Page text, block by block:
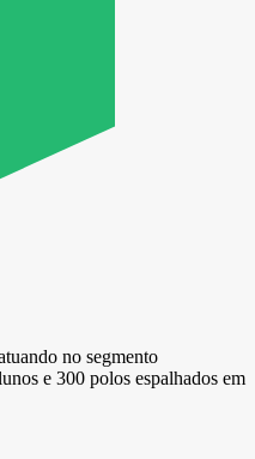
no segmento
e 300 polos espalhados em